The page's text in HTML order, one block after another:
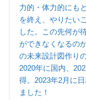
力的・体力的にも
を終え、やりたい
した。この先何が
ができなくなるの
の未来設計図作り
2020年に国内、
得。2023年2月に
ました！